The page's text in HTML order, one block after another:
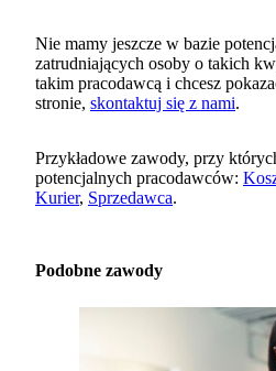
Nie mamy jeszcze w bazie
zatrudniających osoby o takich
takim pracodawcą i chcesz
stronie, skontaktuj się z nami.
Przykładowe zawody, przy
potencjalnych pracodawców:
Kurier, Sprzedawca.
Podobne zawody